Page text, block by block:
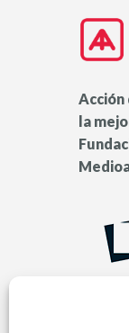
Acción
la